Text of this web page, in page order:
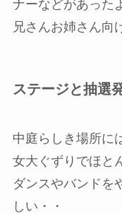
ナーなどがあった
兄さんお姉さん向
ステージと抽選
中庭らしき場所に
女大ぐずりでほと
ダンスやバンドを
しい・・